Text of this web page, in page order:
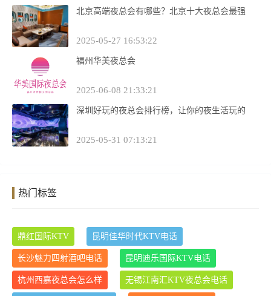
北京高端夜总会有哪些？北京十大夜总会最强
2025-05-27 16:53:22
福州华美夜总会
2025-06-08 21:33:21
深圳好玩的夜总会排行榜，让你的夜生活玩的
2025-05-31 07:13:21
热门标签
鼎红国际KTV 昆明佳华时代KTV电话
长沙魅力四射酒吧电话 昆明迪乐国际KTV电话
杭州西嘉夜总会怎么样 无锡江南汇KTV夜总会电话